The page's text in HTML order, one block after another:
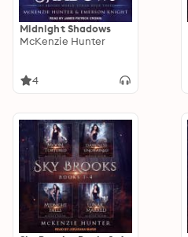
Midnight Shadows
McKenzie Hunter
4